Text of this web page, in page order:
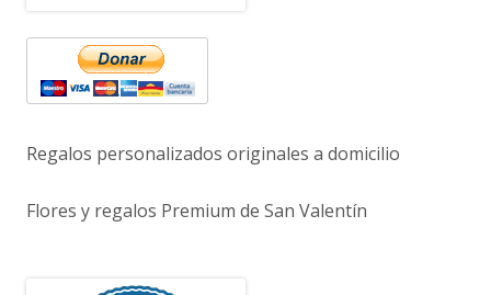
Regalos personalizados originales a domicilio
Flores y regalos Premium de San Valentín